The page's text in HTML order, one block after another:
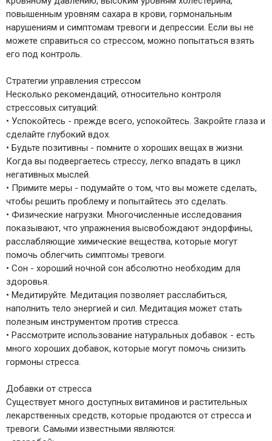
повышенным уровням сахара в крови, гормональным
нарушениям и симптомам тревоги и депрессии. Если вы не
можете справиться со стрессом, можно попытаться взять
его под контроль.
Стратегии управления стрессом
Несколько рекомендаций, относительно контроля
стрессовых ситуаций:
• Успокойтесь - прежде всего, успокойтесь. Закройте глаза и
сделайте глубокий вдох.
• Будьте позитивны - помните о хороших вещах в жизни.
Когда вы подвергаетесь стрессу, легко впадать в цикл
негативных мыслей.
• Примите меры - подумайте о том, что вы можете сделать,
чтобы решить проблему и попытайтесь это сделать.
• Физические нагрузки. Многочисленные исследования
показывают, что упражнения высвобождают эндорфины,
расслабляющие химические вещества, которые могут
помочь облегчить симптомы тревоги.
• Сон - хороший ночной сон абсолютно необходим для
здоровья.
• Медитируйте. Медитация позволяет расслабиться,
наполнить тело энергией и сил. Медитация может стать
полезным инструментом против стресса.
• Рассмотрите использование натуральных добавок - есть
много хороших добавок, которые могут помочь снизить
гормоны стресса.
Добавки от стресса
Существует много доступных витаминов и растительных
лекарственных средств, которые продаются от стресса и
тревоги. Самыми известными являются: